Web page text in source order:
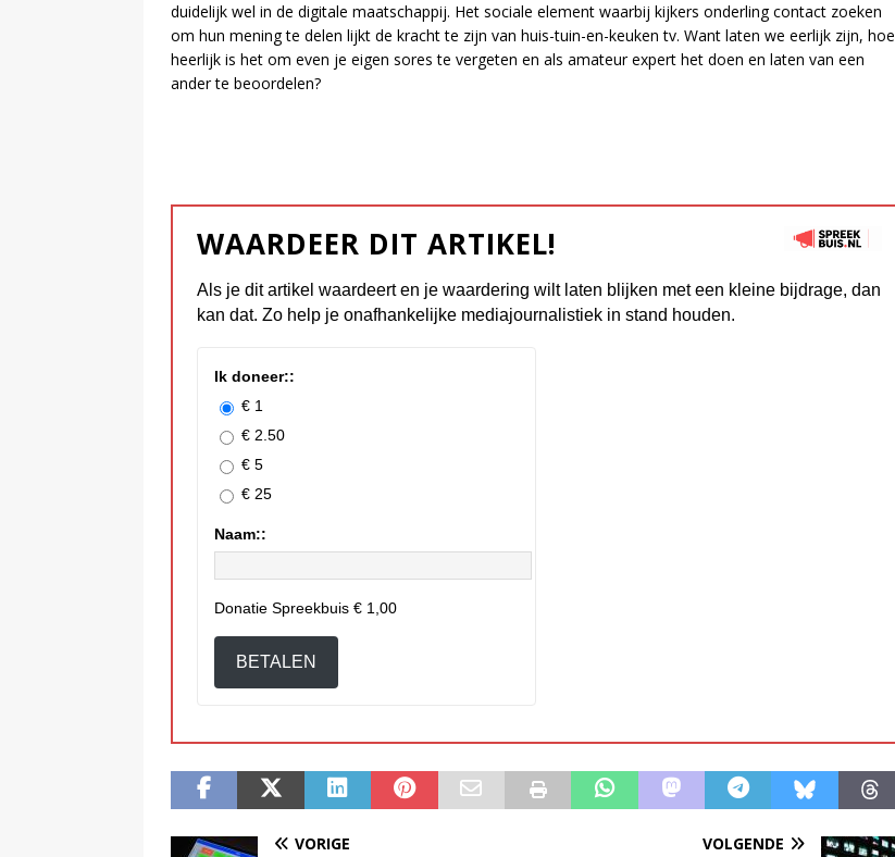
duidelijk wel in de digitale maatschappij. Het sociale element waarbij kijkers onderling contact zoeken
om hun mening te delen lijkt de kracht te zijn van huis-tuin-en-keuken tv. Want laten we eerlijk zijn, hoe
heerlijk is het om even je eigen sores te vergeten en als amateur expert het doen en laten van een
ander te beoordelen?
WAARDEER DIT ARTIKEL!
Als je dit artikel waardeert en je waardering wilt laten blijken met een kleine bijdrage, dan
kan dat. Zo help je onafhankelijke mediajournalistiek in stand houden.
Ik doneer::
€ 1
€ 2.50
€ 5
€ 25
Naam::
Donatie Spreekbuis € 1,00
BETALEN
VORIGE VOLGENDE